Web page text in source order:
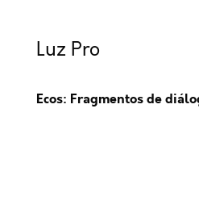
Luz Pro
Ecos: Fragmentos de